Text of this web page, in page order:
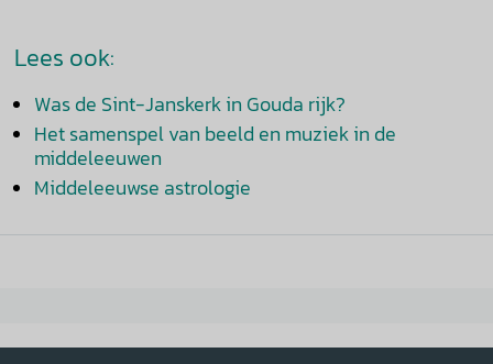
Lees ook:
Was de Sint-Janskerk in Gouda rijk?
Het samenspel van beeld en muziek in de
middeleeuwen
Middeleeuwse astrologie